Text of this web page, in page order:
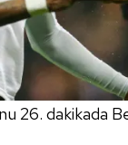
26. dakikada